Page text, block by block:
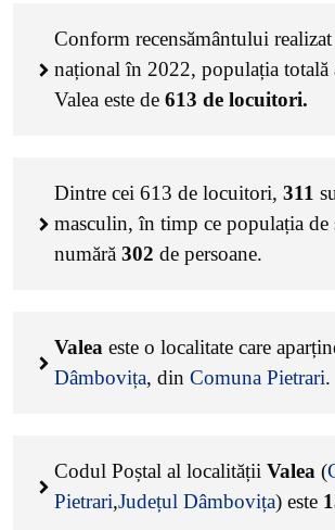
Conform recensământului
național în 2022, populația totală
Valea este de 613 de locuitori.
Dintre cei 613 de locuitori, 311
masculin, în timp ce populația de
numără 302 de persoane.
Valea este o localitate care
Dâmbovița, din Comuna Pietrari.
Codul Poștal al localității Valea (
Pietrari,Județul Dâmbovița) este